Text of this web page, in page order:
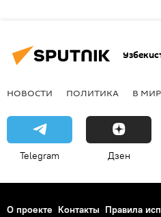
НОВОСТИ ПОЛИТИКА В
Telegram Дзен
О проекте Контакты Правила